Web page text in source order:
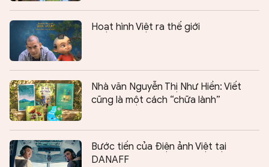
Hoạt hình Việt ra thế giới
Nhà văn Nguyễn Thị Như Hiền: Viết
cũng là một cách “chữa lành”
Bước tiến của Điện ảnh Việt tại
DANAFF